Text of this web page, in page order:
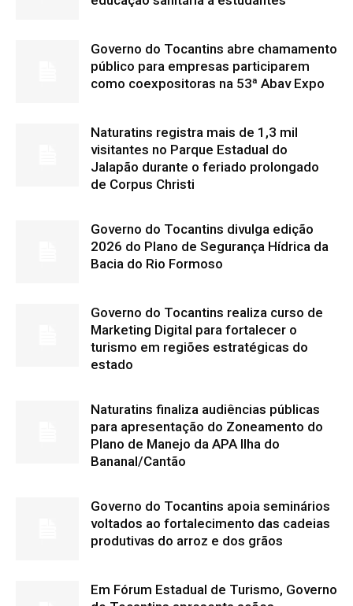
Governo do Tocantins abre chamamento
público para empresas participarem
como coexpositoras na 53ª Abav Expo
Naturatins registra mais de 1,3 mil
visitantes no Parque Estadual do
Jalapão durante o feriado prolongado
de Corpus Christi
Governo do Tocantins divulga edição
2026 do Plano de Segurança Hídrica da
Bacia do Rio Formoso
Governo do Tocantins realiza curso de
Marketing Digital para fortalecer o
turismo em regiões estratégicas do
estado
Naturatins finaliza audiências públicas
para apresentação do Zoneamento do
Plano de Manejo da APA Ilha do
Bananal/Cantão
Governo do Tocantins apoia seminários
voltados ao fortalecimento das cadeias
produtivas do arroz e dos grãos
Em Fórum Estadual de Turismo, Governo